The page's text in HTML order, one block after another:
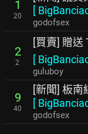
1
20
[
godofsex
2
2
[買賣] 贈送
[
guluboy
9
40
[新聞] 板
[
godofsex